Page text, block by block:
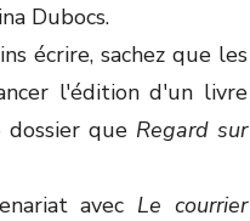
Dubocs.
écrire, sachez que les
l'édition d'un livre
que Regard sur
avec Le courrier